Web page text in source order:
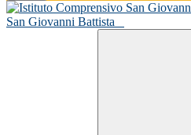
San Giovanni Battista